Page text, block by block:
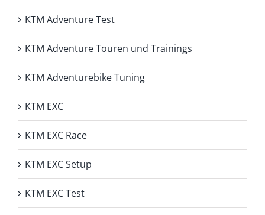
KTM Adventure Test
KTM Adventure Touren und Trainings
KTM Adventurebike Tuning
KTM EXC
KTM EXC Race
KTM EXC Setup
KTM EXC Test